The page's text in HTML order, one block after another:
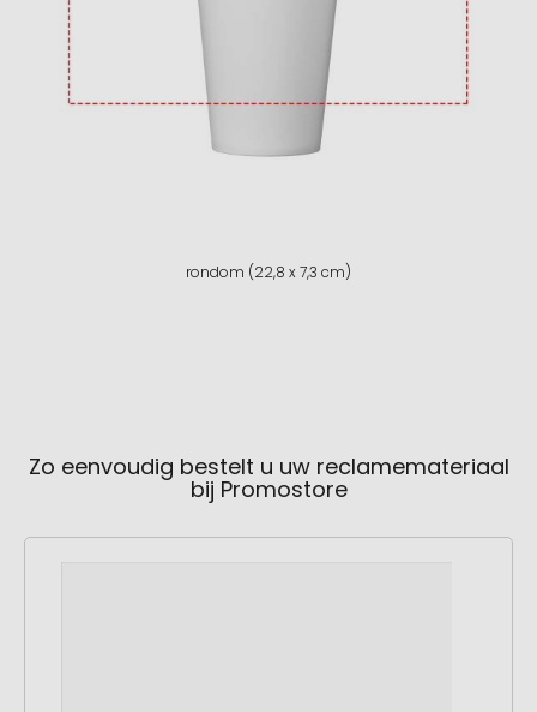
rondom (22,8 x 7,3 cm)
Zo eenvoudig bestelt u uw reclamemateriaal
bij Promostore